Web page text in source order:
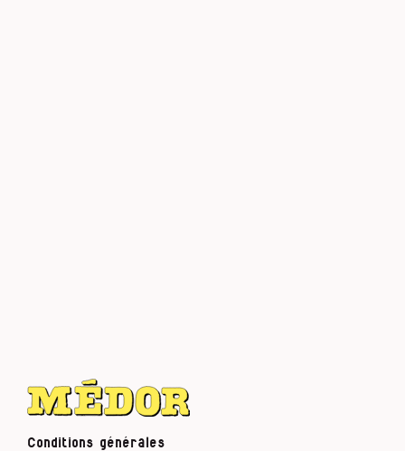
Conditions générales